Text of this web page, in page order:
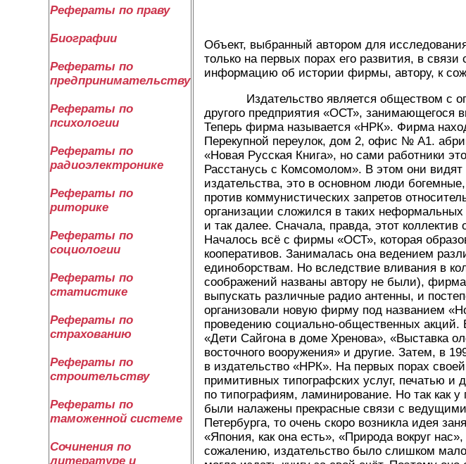
Рефераты по праву
Биографии
Рефераты по
предпринимательству
Рефераты по
психологии
Рефераты по
радиоэлектронике
Рефераты по
риторике
Рефераты по
социологии
Рефераты по
статистике
Рефераты по
страхованию
Рефераты по
строительству
Рефераты по
таможенной системе
Сочинения по
литературе и
Объект, выбранный автором для
только на первых порах его развития, в
информацию об истории фирмы, автору, к
Издательство является обществом с
другого предприятия «ОСТ», занимающегося
Теперь фирма называется «НРК». Фирма
Перекупной переулок, дом 2, офис № А1.
«Новая Русская Книга», но сами работники
Расстанусь с Комсомолом». В этом они видят
издательства, это в основном люди
против коммунистических запретов
организации сложился в таких
и так далее. Сначала, правда, этот
Началось всё с фирмы «ОСТ», которая
кооперативов. Занималась она ведением
единоборствам. Но вследствие вливания в
соображений названы автору не были),
выпускать различные радио антенны, и
организовали новую фирму под названием
проведению социально-общественных акций.
«Дети Сайгона в доме Хренова», «Выставка
восточного вооружения» и другие. Затем, в
в издательство «НРК». На первых порах
примитивных типографских услуг, печатью
по типографиям, ламинирование. Но так как у
были налажены прекрасные связи с
Петербурга, то очень скоро возникла идея
«Япония, как она есть», «Природа вокруг
сожалению, издательство было слишком